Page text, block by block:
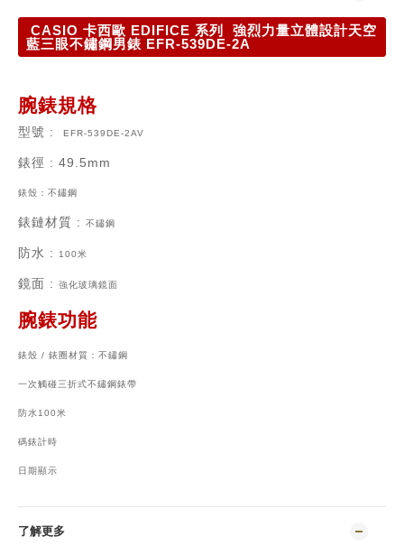
CASIO 卡西歐 EDIFICE 系列 強烈力量立體設計天空
藍三眼不鏽鋼男錶 EFR-539DE-2A
腕錶規格
型號 : EFR-539DE-2AV
錶徑 : 49.5mm
錶殼： 不鏽鋼
錶鏈材質 : 不鏽鋼
防水 : 100米
鏡面 : 強化玻璃鏡面
腕錶功能
錶殼 / 錶圈材質：不鏽鋼
一次觸碰三折式不鏽鋼錶帶
防水100米
碼錶計時
日期顯示
了解更多